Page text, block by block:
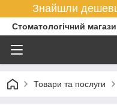
Знайшли
Стоматологічний
Товари та послуги